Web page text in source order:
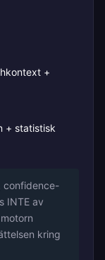
+
+ statistisk
confidence-
INTE av
kring